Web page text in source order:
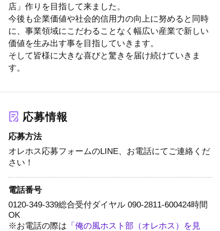
店」作りを目指して来ました。
今後も企業価値や社会的信用力の向上に努めると同時
に、事業領域にこだわることなく幅広い産業で新しい
価値を生み出す事を目指していきます。
そして皆様に大きな喜びと驚きを届け続けていきま
す。
応募情報
応募方法
オレホス応募フォームのLINE、お電話にてご連絡くだ
さい！
電話番号
0120-349-339総合受付ダイヤル 090-2811-600424時間
OK
※お電話の際は 「俺の風ホスト部（オレホス）を見